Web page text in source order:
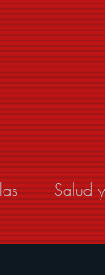
Salud